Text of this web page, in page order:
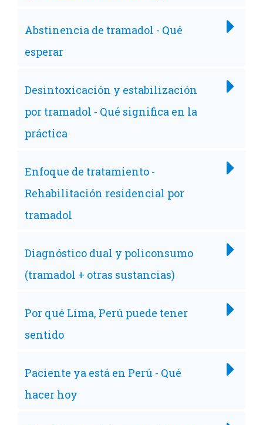
Abstinencia de tramadol - Qué
esperar
Desintoxicación y estabilización
por tramadol - Qué significa en la
práctica
Enfoque de tratamiento -
Rehabilitación residencial por
tramadol
Diagnóstico dual y policonsumo
(tramadol + otras sustancias)
Por qué Lima, Perú puede tener
sentido
Paciente ya está en Perú - Qué
hacer hoy